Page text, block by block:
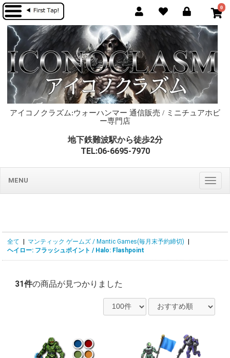
0
アイコノクラズム:ウォーハンマー 通信販売 / ミニチュアホビ
ー専門店
地下鉄難波駅から徒歩2分
TEL:06-6695-7970
MENU
全て マンティック ゲームズ / Mantic Games(毎月末予約締切)
ヘイロー: フラッシュポイント / Halo: Flashpoint
31件の商品が見つかりました